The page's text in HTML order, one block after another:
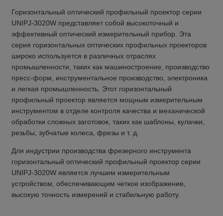
Горизонтальный оптический профильный проектор серии
UNIPJ-3020W представляет собой высокоточный и
эффективный оптический измерительный прибор. Эта
серия горизонтальных оптических профильных проекторов
широко используется в различных отраслях
промышленности, таких как машиностроение, производство
пресс-форм, инструментальное производство, электроника
и легкая промышленность. Этот горизонтальный
профильный проектор является мощным измерительным
инструментом в отделе контроля качества и механической
обработки сложных заготовок, таких как шаблоны, кулачки,
резьбы, зубчатые колеса, фрезы и т. д.
Для индустрии производства фрезерного инструмента
горизонтальный оптический профильный проектор серии
UNIPJ-3020W является лучшим измерительным
устройством, обеспечивающим четкое изображение,
высокую точность измерений и стабильную работу.